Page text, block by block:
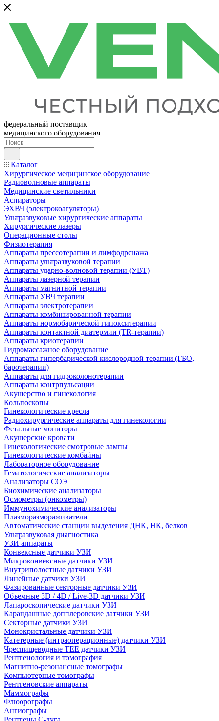
федеральный поставщик
медицинского оборудования
Каталог
Хирургическое медицинское оборудование
Радиоволновые аппараты
Медицинские светильники
Аспираторы
ЭХВЧ (электрокоагуляторы)
Ультразвуковые хирургические аппараты
Хирургические лазеры
Операционные столы
Физиотерапия
Аппараты прессотерапии и лимфодренажа
Аппараты ультразвуковой терапии
Аппараты ударно-волновой терапии (УВТ)
Аппараты лазерной терапии
Аппараты магнитной терапии
Аппараты УВЧ терапии
Аппараты электротерапии
Аппараты комбинированной терапии
Аппараты нормобарической гипокситерапии
Аппараты контактной диатермии (TR-терапии)
Аппараты криотерапии
Гидромассажное оборудование
Аппараты гипербарической кислородной терапии (ГБО,
баротерапии)
Аппараты для гидроколонотерапии
Аппараты контрпульсации
Акушерство и гинекология
Кольпоскопы
Гинекологические кресла
Радиохирургические аппараты для гинекологии
Фетальные мониторы
Акушерские кровати
Гинекологические смотровые лампы
Гинекологические комбайны
Лабораторное оборудование
Гематологические анализаторы
Анализаторы СОЭ
Биохимические анализаторы
Осмометры (онкометры)
Иммунохимические анализаторы
Плазморазмораживатели
Автоматические станции выделения ДНК, НК, белков
Ультразвуковая диагностика
УЗИ аппараты
Конвексные датчики УЗИ
Микроконвексные датчики УЗИ
Внутриполостные датчики УЗИ
Линейные датчики УЗИ
Фазированные секторные датчики УЗИ
Объемные 3D / 4D / Live-3D датчики УЗИ
Лапароскопические датчики УЗИ
Карандашные допплеровские датчики УЗИ
Секторные датчики УЗИ
Монокристальные датчики УЗИ
Катетерные (интраоперационные) датчики УЗИ
Чреспищеводные TEE датчики УЗИ
Рентгенология и томография
Магнитно-резонансные томографы
Компьютерные томографы
Рентгеновские аппараты
Маммографы
Флюорографы
Ангиографы
Рентгены С-дуга